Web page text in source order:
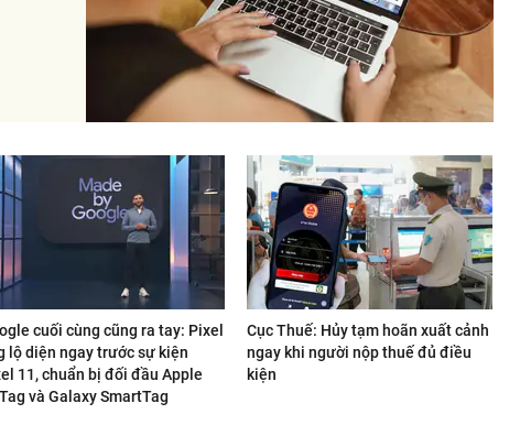
cuối cùng cũng ra tay: Pixel
lộ diện ngay trước sự kiện
11, chuẩn bị đối đầu Apple
và Galaxy SmartTag
Cục Thuế: Hủy tạm hoãn xuất cảnh
ngay khi người nộp thuế đủ điều
kiện